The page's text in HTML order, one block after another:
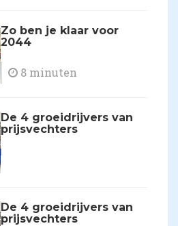
Zo ben je klaar voor
2044
8 minuten
De 4 groeidrijvers van
prijsvechters
De 4 groeidrijvers van
prijsvechters